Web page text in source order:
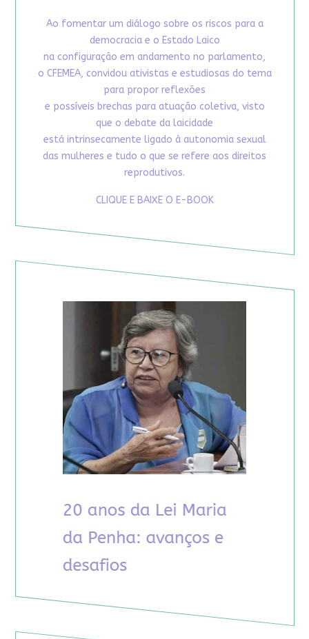
Ao fomentar um diálogo sobre os riscos para a
democracia e o Estado Laico
na configuração em andamento no parlamento,
o CFEMEA, convidou ativistas e estudiosas do tema
para propor reflexões
e possíveis brechas para atuação coletiva, visto
que o debate da laicidade
está intrinsecamente ligado à autonomia sexual
das mulheres e tudo o que se refere aos direitos
reprodutivos.
CLIQUE E BAIXE O E-BOOK